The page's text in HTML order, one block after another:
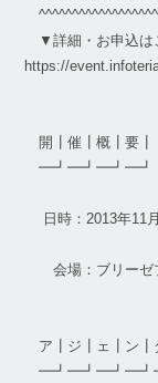
▼詳細・お申込は
https://
開┃催┃概┃要┃
━┛━┛━┛━┛
日時：2013年11
会場：ブリーゼ
ア┃ジ┃ェ┃ン┃